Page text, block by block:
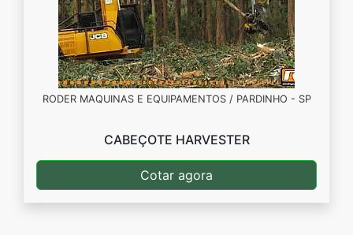
RODER MAQUINAS E EQUIPAMENTOS / PARDINHO - SP
CABEÇOTE HARVESTER
Cotar agora